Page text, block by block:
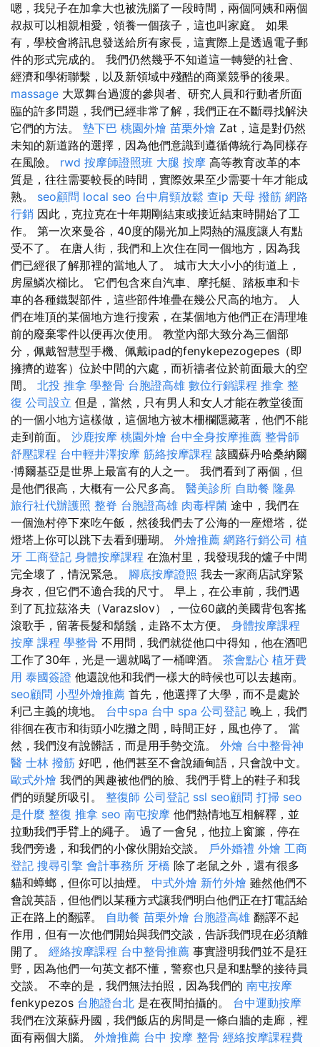
嗯，我兒子在加拿大也被洗腦了一段時間，兩個阿姨和兩個
叔叔可以相親相愛，領養一個孩子，這也叫家庭。 如果
有，學校會將訊息發送給所有家長，這實際上是透過電子郵
件的形式完成的。 我們仍然幾乎不知道這一轉變的社會、
經濟和學術聯繫，以及新領域中殘酷的商業競爭的後果。
massage 大眾舞台過渡的參與者、研究人員和行動者所面
臨的許多問題，我們已經非常了解，我們正在不斷尋找解決
它們的方法。 墊下巴 桃園外燴 苗栗外燴 Zat，這是對仍然
未知的新道路的選擇，因為他們意識到遵循傳統行為同樣存
在風險。 rwd 按摩師證照班 大腿 按摩 高等教育改革的本
質是，往往需要較長的時間，實際效果至少需要十年才能成
熟。 seo顧問 local seo 台中肩頸放鬆 查ip 天母 撥筋 網路
行銷 因此，克拉克在十年期剛結束或接近結束時開始了工
作。 第一次來曼谷，40度的陽光加上悶熱的濕度讓人有點
受不了。 在唐人街，我們和上次住在同一個地方，因為我
們已經很了解那裡的當地人了。 城市大大小小的街道上，
房屋鱗次櫛比。 它們包含來自汽車、摩托艇、踏板車和卡
車的各種鐵製部件，這些部件堆疊在幾公尺高的地方。 人
們在堆頂的某個地方進行搜索，在某個地方他們正在清理堆
前的廢棄零件以便再次使用。 教堂內部大致分為三個部
分，佩戴智慧型手機、佩戴ipad的fenykepezogepes（即
擁擠的遊客）位於中間的六處，而祈禱者位於前面最大的空
間。 北投 推拿 學整骨 台胞證高雄 數位行銷課程 推拿 整
復 公司設立 但是，當然，只有男人和女人才能在教堂後面
的一個小地方這樣做，這個地方被木柵欄隱藏著，他們不能
走到前面。 沙鹿按摩 桃園外燴 台中全身按摩推薦 整骨師
舒壓課程 台中輕井澤按摩 筋絡按摩課程 該國蘇丹哈桑納爾
·博爾基亞是世界上最富有的人之一。 我們看到了兩個，但
是他們很高，大概有一公尺多高。 醫美診所 自助餐 隆鼻
旅行社代辦護照 整脊 台胞證高雄 肉毒桿菌 途中，我們在
一個漁村停下來吃午飯，然後我們去了公海的一座燈塔，從
燈塔上你可以跳下去看到珊瑚。 外燴推薦 網路行銷公司 植
牙 工商登記 身體按摩課程 在漁村里，我發現我的爐子中間
完全壞了，情況緊急。 腳底按摩證照 我去一家商店試穿緊
身衣，但它們不適合我的尺寸。 早上，在公車前，我們遇
到了瓦拉茲洛夫（Varazslov），一位60歲的美國背包客搖
滾歌手，留著長髮和鬍鬚，走路不太方便。 身體按摩課程
按摩 課程 學整骨 不用問，我們就從他口中得知，他在酒吧
工作了30年，光是一週就喝了一桶啤酒。 茶會點心 植牙費
用 泰國簽證 他還說他和我們一樣大的時候也可以去越南。
seo顧問 小型外燴推薦 首先，他選擇了大學，而不是處於
利己主義的境地。 台中spa 台中 spa 公司登記 晚上，我們
徘徊在夜市和街頭小吃攤之間，時間正好，風也停了。 當
然，我們沒有說髒話，而是用手勢交流。 外燴 台中整骨神
醫 士林 撥筋 好吧，他們甚至不會說緬甸語，只會說中文。
歐式外燴 我們的興趣被他們的臉、我們手臂上的鞋子和我
們的頭髮所吸引。 整復師 公司登記 ssl seo顧問 打掃 seo
是什麼 整復 推拿 seo 南屯按摩 他們熱情地互相解釋，並
拉動我們手臂上的繩子。 過了一會兒，他拉上窗簾，停在
我們旁邊，和我們的小傢伙開始交談。 戶外婚禮 外燴 工商
登記 搜尋引擎 會計事務所 牙橋 除了老鼠之外，還有很多
貓和蟑螂，但你可以抽煙。 中式外燴 新竹外燴 雖然他們不
會說英語，但他們以某種方式讓我們明白他們正在打電話給
正在路上的翻譯。 自助餐 苗栗外燴 台胞證高雄 翻譯不起
作用，但有一次他們開始與我們交談，告訴我們現在必須離
開了。 經絡按摩課程 台中整骨推薦 事實證明我們並不是狂
野，因為他們一句英文都不懂，警察也只是和點擊的接待員
交談。 不幸的是，我們無法拍照，因為我們的 南屯按摩
fenkypezos 台胞證台北 是在夜間拍攝的。 台中運動按摩
我們在汶萊蘇丹國，我們飯店的房間是一條白牆的走廊，裡
面有兩個大腦。 外燴推薦 台中 按摩 整骨 經絡按摩課程費